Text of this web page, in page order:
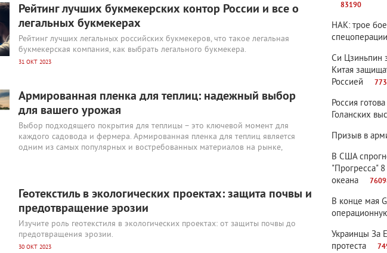
Рейтинг лучших букмекерских контор России и все о
легальных букмекерах
Рейтинг лучших легальных российских букмекеров, что такое легальная
букмекерская компания, как выбрать легального букмекера.
31 ОКТ 2023
Армированная пленка для теплиц: надежный выбор
для вашего урожая
Выбор подходящего покрытия для теплицы – это ключевой момент для
каждого садовода и фермера. Армированная пленка для теплиц является
одним из самых популярных и востребованных материалов на рынке,
Геотекстиль в экологических проектах: защита почвы и
предотвращение эрозии
Изучите роль геотекстиля в экологических проектах: от защиты почвы до
предотвращения эрозии.
30 ОКТ 2023
83190
НАК: трое
Си Цзиньпин
Китая
Россией
Россия
Голанских
Призыв в
В США
"Прогресса"
океана
В конце мая
Украинцы За
протеста